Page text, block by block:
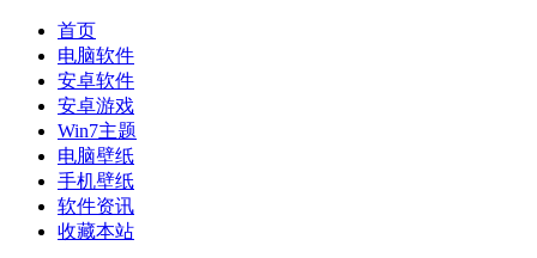
首页
电脑软件
安卓软件
安卓游戏
Win7主题
电脑壁纸
手机壁纸
软件资讯
收藏本站